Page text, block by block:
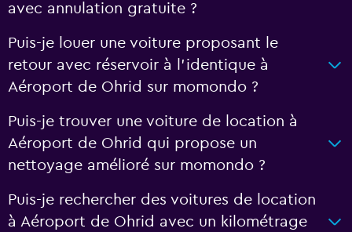
avec annulation gratuite ?
Puis-je louer une voiture proposant le
retour avec réservoir à l’identique à
Aéroport de Ohrid sur momondo ?
Puis-je trouver une voiture de location à
Aéroport de Ohrid qui propose un
nettoyage amélioré sur momondo ?
Puis-je rechercher des voitures de location
à Aéroport de Ohrid avec un kilométrage